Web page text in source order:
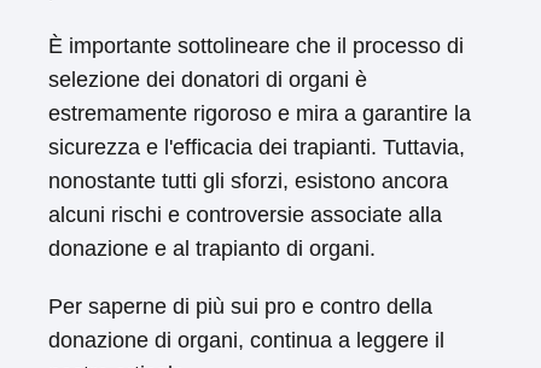
È importante sottolineare che il processo di
selezione dei donatori di organi è
estremamente rigoroso e mira a garantire la
sicurezza e l'efficacia dei trapianti. Tuttavia,
nonostante tutti gli sforzi, esistono ancora
alcuni rischi e controversie associate alla
donazione e al trapianto di organi.
Per saperne di più sui pro e contro della
donazione di organi, continua a leggere il